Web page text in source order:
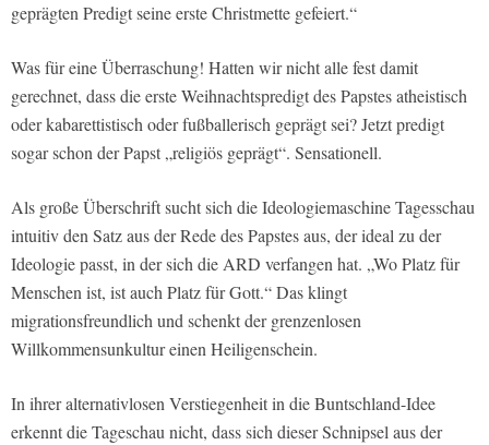
geprägten Predigt seine erste Christmette gefeiert.“
Was für eine Überraschung! Hatten wir nicht alle fest damit
gerechnet, dass die erste Weihnachtspredigt des Papstes atheistisch
oder kabarettistisch oder fußballerisch geprägt sei? Jetzt predigt
sogar schon der Papst „religiös geprägt“. Sensationell.
Als große Überschrift sucht sich die Ideologiemaschine Tagesschau
intuitiv den Satz aus der Rede des Papstes aus, der ideal zu der
Ideologie passt, in der sich die ARD verfangen hat. „Wo Platz für
Menschen ist, ist auch Platz für Gott.“ Das klingt
migrationsfreundlich und schenkt der grenzenlosen
Willkommensunkultur einen Heiligenschein.
In ihrer alternativlosen Verstiegenheit in die Buntschland-Idee
erkennt die Tageschau nicht, dass sich dieser Schnipsel aus der